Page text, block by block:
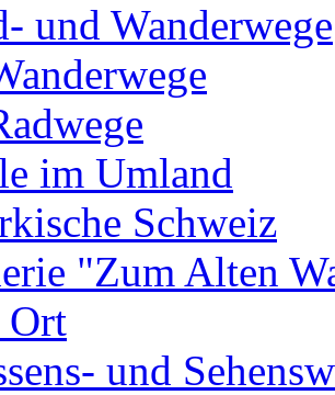
und Wanderwege
im Umland
Schweiz
"Zum Alten
Ort
und